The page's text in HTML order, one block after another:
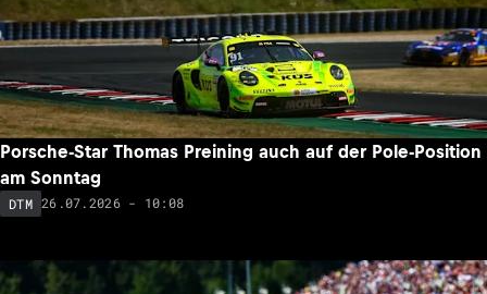
Porsche-Star Thomas Preining auch auf der Pole-Position
am Sonntag
DTM 26.07.2026 - 10:08